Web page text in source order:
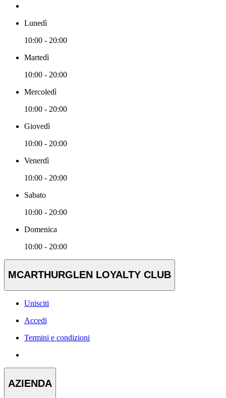
Lunedì
10:00 - 20:00
Martedì
10:00 - 20:00
Mercoledì
10:00 - 20:00
Giovedì
10:00 - 20:00
Venerdì
10:00 - 20:00
Sabato
10:00 - 20:00
Domenica
10:00 - 20:00
MCARTHURGLEN LOYALTY CLUB
Unisciti
Accedi
Termini e condizioni
AZIENDA